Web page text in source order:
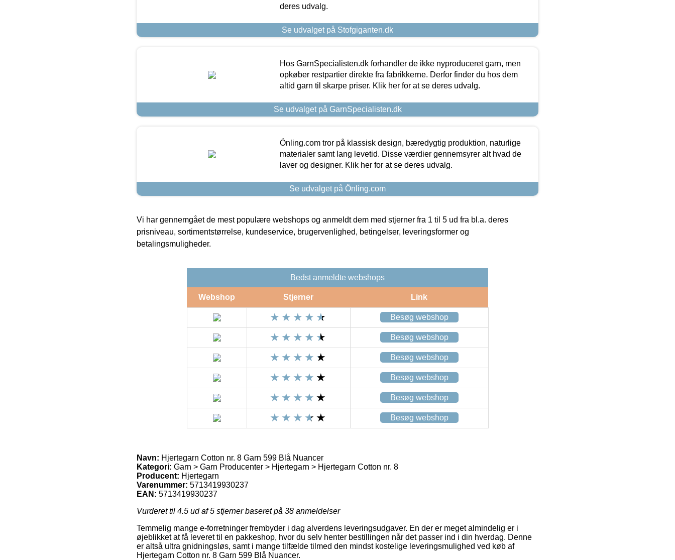
deres udvalg.
Se udvalget på Stofgiganten.dk
Hos GarnSpecialisten.dk forhandler de ikke nyproduceret garn, men
opkøber restpartier direkte fra fabrikkerne. Derfor finder du hos dem
altid garn til skarpe priser. Klik her for at se deres udvalg.
Se udvalget på GarnSpecialisten.dk
Önling.com tror på klassisk design, bæredygtig produktion, naturlige
materialer samt lang levetid. Disse værdier gennemsyrer alt hvad de
laver og designer. Klik her for at se deres udvalg.
Se udvalget på Önling.com
Vi har gennemgået de mest populære webshops og anmeldt dem med stjerner fra 1 til 5 ud fra bl.a. deres
prisniveau, sortimentstørrelse, kundeservice, brugervenlighed, betingelser, leveringsformer og
betalingsmuligheder.
Bedst anmeldte webshops
Webshop Stjerner Link
Besøg webshop
Besøg webshop
Besøg webshop
Besøg webshop
Besøg webshop
Besøg webshop
Navn: Hjertegarn Cotton nr. 8 Garn 599 Blå Nuancer
Kategori: Garn > Garn Producenter > Hjertegarn > Hjertegarn Cotton nr. 8
Producent: Hjertegarn
Varenummer: 5713419930237
EAN: 5713419930237
Vurderet til 4.5 ud af 5 stjerner baseret på 38 anmeldelser
Temmelig mange e-forretninger frembyder i dag alverdens leveringsudgaver. En der er meget almindelig er i
øjeblikket at få leveret til en pakkeshop, hvor du selv henter bestillingen når det passer ind i din hverdag. Denne
er altså ultra gnidningsløs, samt i mange tilfælde tilmed den mindst kostelige leveringsmulighed ved køb af
Hjertegarn Cotton nr. 8 Garn 599 Blå Nuancer.